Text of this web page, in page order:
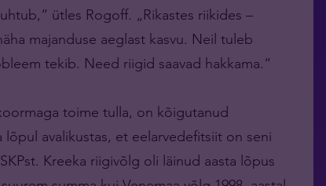
ütles Rogoff. „Rikastes riikides –
majanduse aeglast kasvu. Neil tuleb
tekib. Need riigid saavad hakkama.“
toime tulla, on kõigutanud
avalikustas, et eelarvedefitsiit on seni
Kreeka riigivõlg oli läinud aasta lõpus